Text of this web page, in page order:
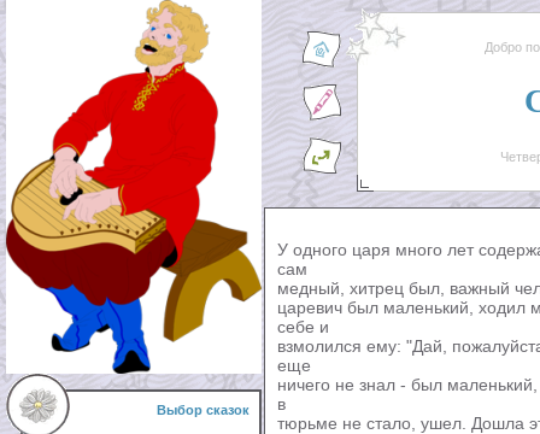
Выбор сказок
Добро
У одного царя много лет
сам
медный, хитрец был, важный
царевич был маленький, ходил
себе и
взмолился ему: "Дай,
еще
ничего не знал - был
в
тюрьме не стало, ушел. Дошла